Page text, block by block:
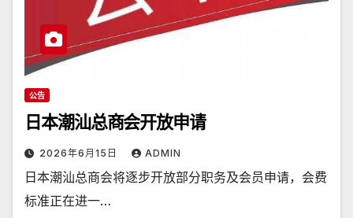
公告
日本潮汕总商会开放申请
2026年6月15日 ADMIN
日本潮汕总商会将逐步开放部分职务及会员申请，会费
标准正在进一…